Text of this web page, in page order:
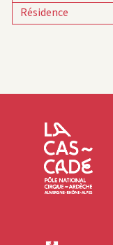
Résidence